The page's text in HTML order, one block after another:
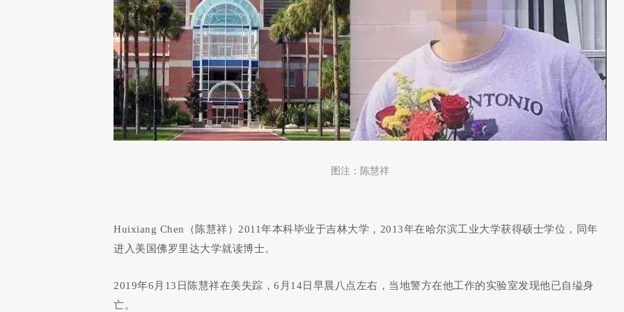
图注：陈慧祥
Huixiang Chen（陈慧祥）2011年本科毕业于吉林大学，2013年在哈尔滨工业大学获得硕士学位，同年
进入美国佛罗里达大学就读博士。
2019年6月13日陈慧祥在美失踪，6月14日早晨八点左右，当地警方在他工作的实验室发现他已自缢身
亡。